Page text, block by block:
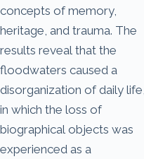
concepts of memory,
heritage, and trauma. The
results reveal that the
floodwaters caused a
disorganization of daily life,
in which the loss of
biographical objects was
experienced as a